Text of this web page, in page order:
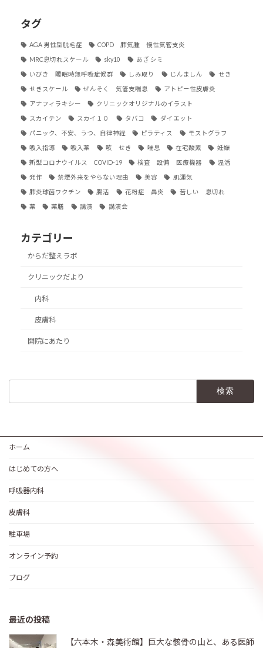
タグ
AGA 男性型脱毛症 COPD 肺気腫 慢性気管支炎
MRC息切れスケール sky10 あざ シミ
いびき 睡眠時無呼吸症候群 しみ取り じんましん せき
せきスケール ぜんそく 気管支喘息 アトピー性皮膚炎
アナフィラキシー クリニックオリジナルのイラスト
スカイテン スカイ１０ タバコ ダイエット
パニック、不安、うつ、自律神経 ピラティス モストグラフ
吸入指導 吸入薬 咳 せき 喘息 在宅酸素 妊娠
新型コロナウイルス COVID-19 検査 設備 医療機器 温活
発作 禁煙外来をやらない理由 美容 肌運気
肺炎球菌ワクチン 腸活 花粉症 鼻炎 苦しい 息切れ
薬 薬膳 講演 講演会
カテゴリー
からだ整えラボ
クリニックだより
内科
皮膚科
開院にあたり
ホーム
はじめての方へ
呼吸器内科
皮膚科
駐車場
オンライン予約
ブログ
最近の投稿
【六本木・森美術館】巨大な骸骨の山と、ある医師